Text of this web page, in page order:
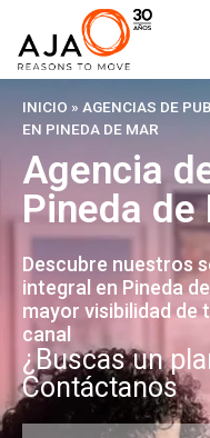
INICIO » AGENCIAS DE
EN PINEDA DE MAR
Agencia
Pineda de
Descubre nuestros
integral en Pineda
mayor visibilidad de
canal
¿Buscas un
Contáctanos